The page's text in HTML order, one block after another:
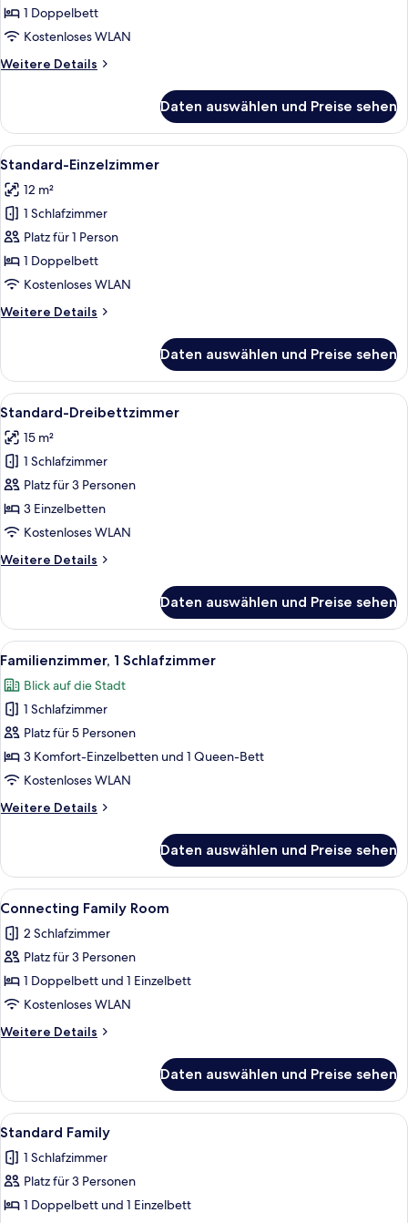
anzeigen
1 Doppelbett
Kostenloses WLAN
Weitere Details
Weitere
Doppelzimmer
Daten auswählen und Preise sehen
Alle
Fotos
für
Standard-
Einzelzimmer
anzeigen
Ein modernes Hotelzimmer mit
2
Standard-Einzelzimmer
12 m²
1 Schlafzimmer
Platz für 1 Person
1 Doppelbett
Kostenloses WLAN
Weitere Details
Weitere
Einzelzimmer
Daten auswählen und Preise sehen
Alle
Fotos
für
Standard-
Dreibettzimmer
anzeigen
Ein Hotelzimmer mit zwei Betten,
4
Standard-Dreibettzimmer
15 m²
1 Schlafzimmer
Platz für 3 Personen
3 Einzelbetten
Kostenloses WLAN
Weitere Details
Weitere
Dreibettzimmer
Daten auswählen und Preise sehen
Alle
Fotos
für
Familienzimmer,
1
Schlafzimmer
anzeigen
Ein Hotelzimmer mit einem großen
9
Familienzimmer, 1 Schlafzimmer
Blick auf die Stadt
1 Schlafzimmer
Platz für 5 Personen
3 Komfort-Einzelbetten und 1 Queen-Bett
Kostenloses WLAN
Weitere Details
Weitere
1
Schlafzimmer
Daten auswählen und Preise sehen
Alle
Fotos
für
Connecting
Family
Room
anzeigen
Ein Hotelzimmer mit einem Bett,
4
Connecting Family Room
2 Schlafzimmer
Platz für 3 Personen
1 Doppelbett und 1 Einzelbett
Kostenloses WLAN
Weitere Details
Weitere
Family
Room
Daten auswählen und Preise sehen
Alle
Fotos
für
Standard
Family
Ein Hotelzimmer mit zwei Betten,
3
Standard Family
1 Schlafzimmer
Platz für 3 Personen
1 Doppelbett und 1 Einzelbett